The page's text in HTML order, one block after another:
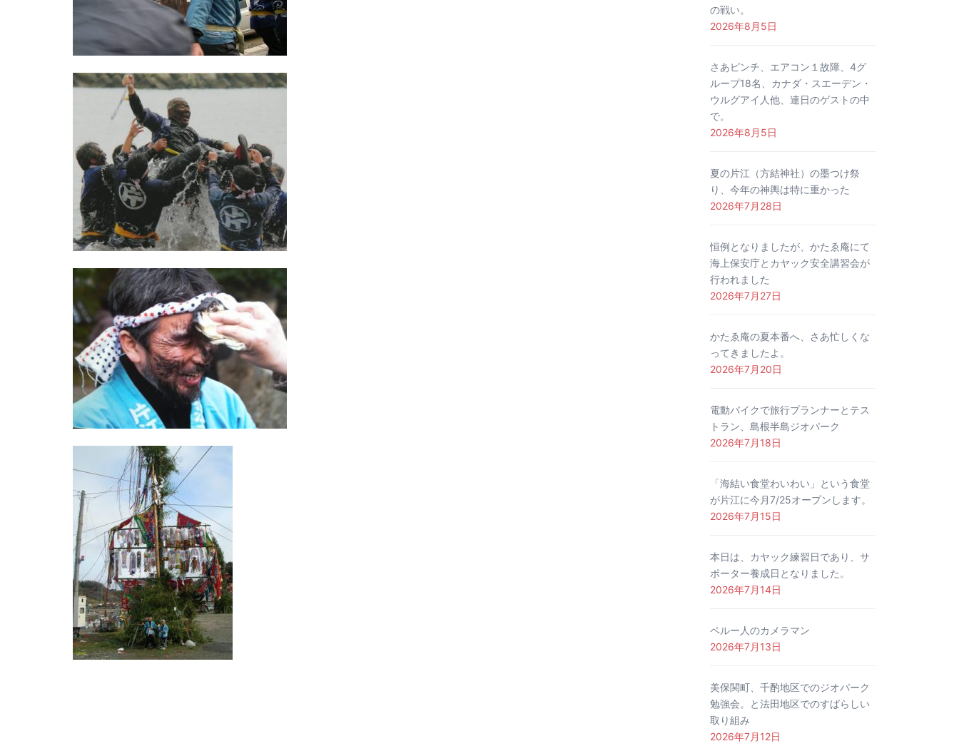
の戦い。
2026年8月5日
さあピンチ、エアコン１故障、4グ
ループ18名、カナダ・スエーデン・
ウルグアイ人他、連日のゲストの中
で。
2026年8月5日
夏の片江（方結神社）の墨つけ祭
り、今年の神輿は特に重かった
2026年7月28日
恒例となりましたが、かたゑ庵にて
海上保安庁とカヤック安全講習会が
行われました
2026年7月27日
かたゑ庵の夏本番へ、さあ忙しくな
ってきましたよ。
2026年7月20日
電動バイクで旅行プランナーとテス
トラン、島根半島ジオパーク
2026年7月18日
「海結い食堂わいわい」という食堂
が片江に今月7/25オープンします。
2026年7月15日
本日は、カヤック練習日であり、サ
ポーター養成日となりました。
2026年7月14日
ペルー人のカメラマン
2026年7月13日
美保関町、千酌地区でのジオパーク
勉強会。と法田地区でのすばらしい
取り組み
2026年7月12日